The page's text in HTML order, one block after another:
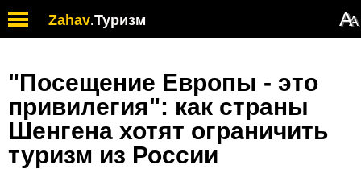
Zahav.Туризм АА
"Посещение Европы - это
привилегия": как страны
Шенгена хотят ограничить
туризм из России